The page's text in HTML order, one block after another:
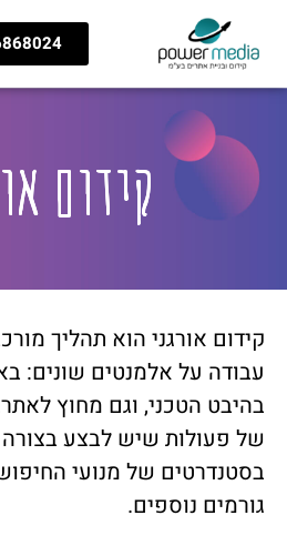
קידום
קידום אורגני הוא תהליך
עבודה על אלמנטים שונים:
בהיבט הטכני, וגם מחוץ
של פעולות שיש לבצע בצורה
בסטנדרטים של מנועי
גורמים נוספים.